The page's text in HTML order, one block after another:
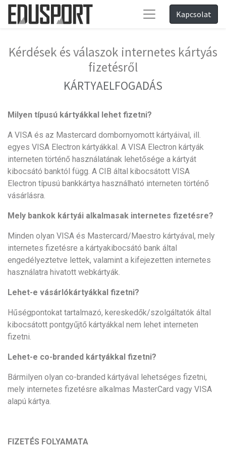
Kapcsolat
Kérdések és válaszok internetes kártyás
fizetésről
KÁRTYAELFOGADÁS
Milyen típusú kártyákkal lehet fizetni?
A VISA és az Mastercard dombornyomott kártyáival, ill.
egyes VISA Electron kártyákkal. A VISA Electron kártyák
interneten történő használatának lehetősége a kártyát
kibocsátó banktól függ. A CIB által kibocsátott VISA
Electron típusú bankkártya használható interneten történő
vásárlásra.
Mely bankok kártyái alkalmasak internetes fizetésre?
Minden olyan VISA és Mastercard/Maestro kártyával, mely
internetes fizetésre a kártyakibocsátó bank által
engedélyeztetve lettek, valamint a kifejezetten internetes
használatra hivatott webkártyák.
Lehet-e vásárlókártyákkal fizetni?
Hűségpontokat tartalmazó, kereskedők/szolgáltatók által
kibocsátott pontgyűjtő kártyákkal nem lehet interneten
fizetni.
Lehet-e co-branded kártyákkal fizetni?
Bármilyen olyan co-branded kártyával lehetséges fizetni,
mely internetes fizetésre alkalmas MasterCard vagy VISA
alapú kártya.
FIZETÉS FOLYAMATA